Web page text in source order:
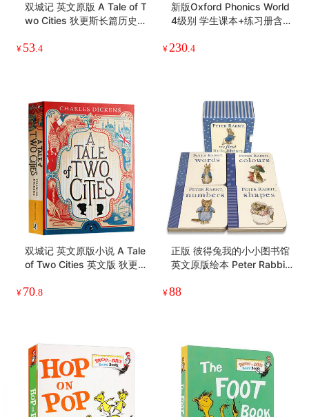
双城记 英文原版 A Tale of T
wo Cities 狄更斯长篇历史
小说 英文版 Penguin Classi
cs 企鹅经典 进口原版英语
书籍
53.4
新版Oxford Phonics World
4级别 学生课本+练习册含A
PP 英文原版牛津自然拼读少
儿英语启蒙教材 OPW零基
础入门字母发音教材四阶段
¥230 .4